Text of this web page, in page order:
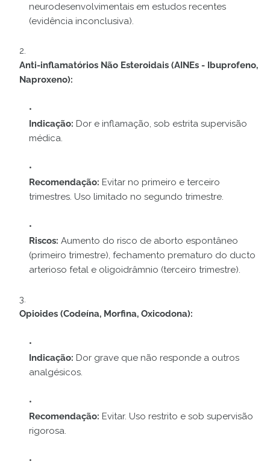
neurodesenvolvimentais em estudos recentes
(evidência inconclusiva).
Anti-inflamatórios Não Esteroidais (AINEs - Ibuprofeno,
Naproxeno):
Indicação: Dor e inflamação, sob estrita supervisão
médica.
Recomendação: Evitar no primeiro e terceiro
trimestres. Uso limitado no segundo trimestre.
Riscos: Aumento do risco de aborto espontâneo
(primeiro trimestre), fechamento prematuro do ducto
arterioso fetal e oligoidrâmnio (terceiro trimestre).
Opioides (Codeína, Morfina, Oxicodona):
Indicação: Dor grave que não responde a outros
analgésicos.
Recomendação: Evitar. Uso restrito e sob supervisão
rigorosa.